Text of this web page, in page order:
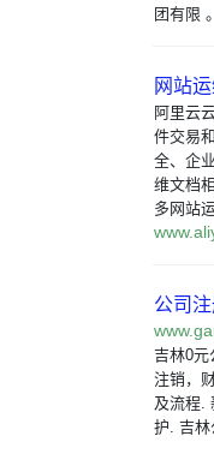
团有限 。
网站
阿里云
件交易
全、企
维文档
多网站运
公司
吉林0元
注销，
及流程.
护. 吉林